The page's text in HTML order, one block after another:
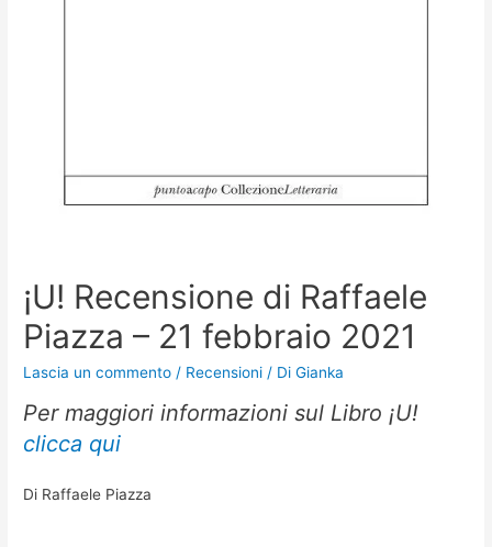
¡U! Recensione di Raffaele
Piazza – 21 febbraio 2021
Lascia un commento / Recensioni / DiGianka
Per maggiori informazioni sul Libro ¡U!
clicca qui
Di Raffaele Piazza